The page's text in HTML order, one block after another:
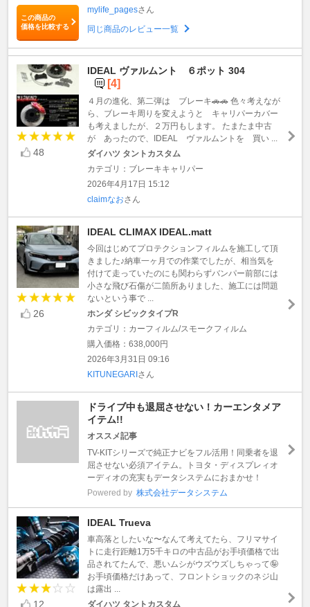
この商品の
価格を比較する
mylife_pagesさん
同じ商品のレビュー一覧
48
IDEAL ヴァルムント ６ポット 304
[4]
４月の進化、第二弾は ブレーキ🚗🚗 色々考えなが
ら、ブレーキ周りを変えようと キャリパーカバー
も考えましたが、２万円もします。 たまたま中古
が あったので、IDEAL ヴァルムントを 買い ...
ダイハツ タントカスタム
カテゴリ：ブレーキキャリパー
2026年4月17日 15:12
claimなおさん
26
IDEAL CLIMAX IDEAL.matt
今回はじめてプロテクションフィルムを施工して頂
きました♪納車一ヶ月での作業でしたが、相当気を
付けて走っていたのにも関わらずバンパー前部には
小さな飛び石傷が二箇所ありました、施工には問題
ないという事で ...
ホンダ シビックタイプR
カテゴリ：カーフィルム/スモークフィルム
購入価格：638,000円
2026年3月31日 09:16
KITUNEGARIさん
ドライブ中も退屈させない！カーエンタメア
イテム!!
オススメ記事
TV-KITシリーズで純正ナビをフル活用！同乗者を退
屈させない必須アイテム。トヨタ・ディスプレィオ
ーディオの充実もデータシステムにおまかせ！
Powered by 株式会社データシステム
12
IDEAL Trueva
車高落としたいな〜なんて考えてたら、フリマサイ
トに走行距離1万5千キロの中古品がお手頃価格で出
品されてたんで、悪いムシがウズウズしちゃって🤪
お手頃価格だけあって、フロントショックのネジ山
は露出 ...
ダイハツ タントカスタム